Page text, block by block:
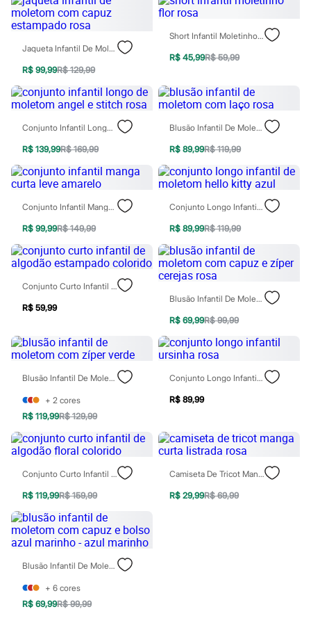
Todos os produtos
Infantil
Em alta
Arrumadinho para os meninos
Romântico para as meninas
Inverno
Novidades
Roupas menina
0 a 24 meses
1 a 5 anos
4 a 12 anos
10 a 16 anos
Roupas menino
0 a 24 meses
1 a 5 anos
10 a 16 anos
Acessórios
Recém-nascido
Bolsas e Mochilas
Chapéus
Calçados
Botas
Chinelos
Pantufas
Sandálias
Tênis
Diversão
Marcas
Baby Club
Fifteen
Miss Fifteen
Palomino
Moda íntima
Calcinhas
Cuecas
Meias
Pijamas
Moda praia
Biquínis e Maiôs
Blusas de proteção
Sungas
Personagens
Bluey
Disney
Hello Kitty
Homem Aranha
Minecraft
Jaqueta Infantil De Moletom Com Capuz Estampado Rosa
R$ 99,99R$ 129,99
Short Infantil Moletinho Flor Rosa
R$ 45,99R$ 59,99
Conjunto Infantil Longo De Moletom Angel E Stitch Rosa
R$ 139,99R$ 169,99
Blusão Infantil De Moletom Com Laço Rosa
R$ 89,99R$ 119,99
Conjunto Infantil Manga Curta Leve Amarelo
R$ 99,99R$ 149,99
Conjunto Longo Infantil De Moletom Hello Kitty Azul
R$ 89,99R$ 119,99
Conjunto Curto Infantil De Algodão Estampado Colorido
R$ 59,99
Blusão Infantil De Moletom Com Capuz E Zíper Cerejas Rosa
R$ 69,99R$ 99,99
Blusão Infantil De Moletom Com Zíper Verde
+ 2 cores
R$ 119,99R$ 129,99
Conjunto Longo Infantil Ursinha Rosa
R$ 89,99
Conjunto Curto Infantil De Algodão Floral Colorido
R$ 119,99R$ 159,99
Camiseta De Tricot Manga Curta Listrada Rosa
R$ 29,99R$ 69,99
Blusão Infantil De Moletom Com Capuz E Bolso Azul Marinho - Azul Marinho
+ 6 cores
R$ 69,99R$ 99,99